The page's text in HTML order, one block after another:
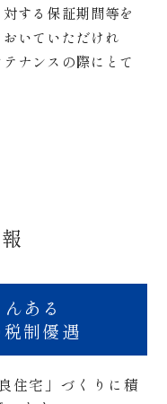
する保証期間等を
いていただけれ
ナンスの際にとて
ある
制優遇
住宅」づくりに積